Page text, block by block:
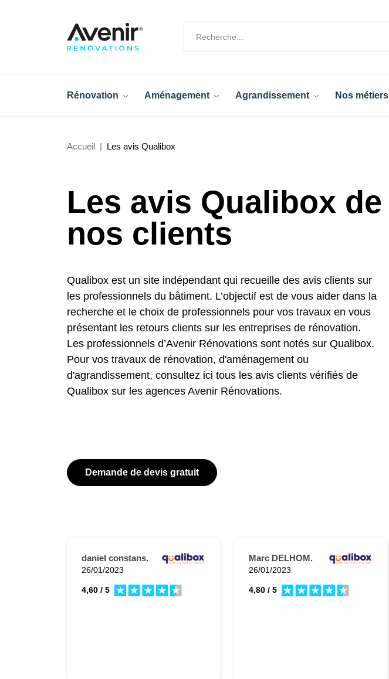
Rénovation Aménagement Agrandissement Nos métiers
Accueil Les avis Qualibox
Les avis Qualibox de
nos clients
Qualibox est un site indépendant qui recueille des avis clients sur
les professionnels du bâtiment. L’objectif est de vous aider dans la
recherche et le choix de professionnels pour vos travaux en vous
présentant les retours clients sur les entreprises de rénovation.
Les professionnels d’Avenir Rénovations sont notés sur Qualibox.
Pour vos travaux de rénovation, d'aménagement ou
d'agrandissement, consultez ici tous les avis clients vérifiés de
Qualibox sur les agences Avenir Rénovations.
Demande de devis gratuit
daniel constans.
26/01/2023
4,60 / 5
Marc DELHOM.
26/01/2023
4,80 / 5